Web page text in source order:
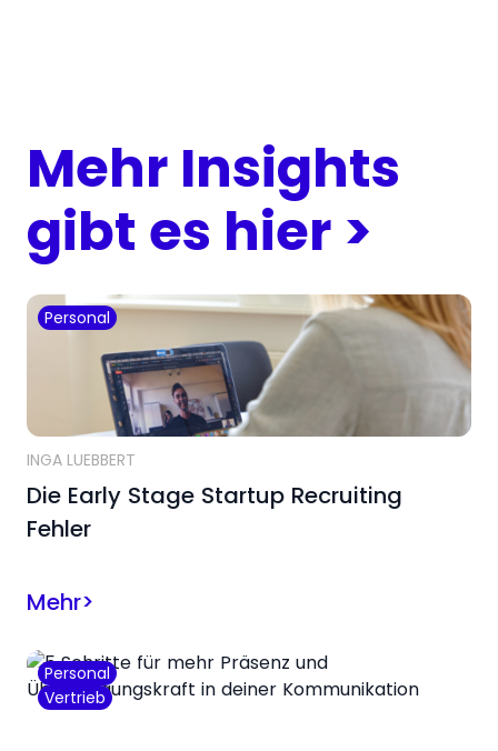
Mehr Insights
gibt es hier >
Personal
INGA LUEBBERT
Die Early Stage Startup Recruiting
Fehler
Mehr>
Personal
Vertrieb